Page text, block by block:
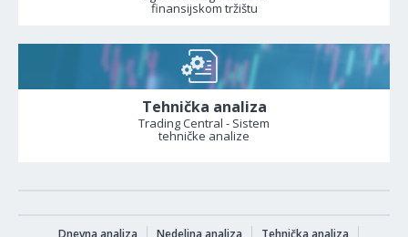
finansijskom tržištu
Tehnička analiza
Trading Central - Sistem
tehničke analize